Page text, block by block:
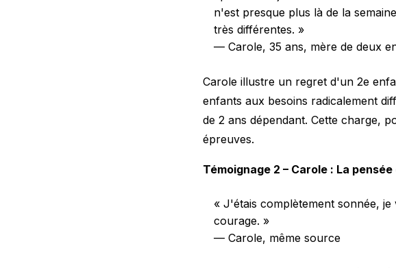
n'est presque plus là de la
très différentes. »
— Carole, 35 ans, mère de deux
Carole illustre un regret d'un 2e
enfants aux besoins radicalement
de 2 ans dépendant. Cette charge,
épreuves.
Témoignage 2 – Carole : La
« J'étais complètement sonnée,
courage. »
— Carole, même source